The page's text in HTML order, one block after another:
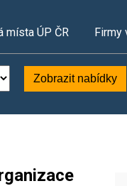
místa ÚP ČR Firmy
Zobrazit nabídky